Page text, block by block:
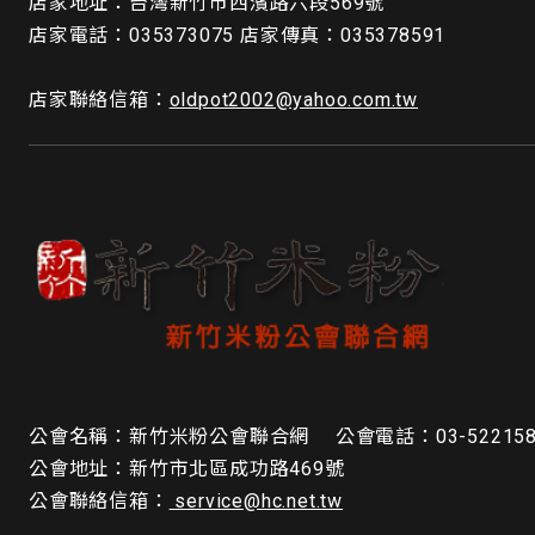
店家電話：035373075 店家傳真：035378591
店家聯絡信箱： oldpot2002@yahoo.com.tw
公會名稱：新竹米粉公會聯合網 公會電話：03-
公會地址：新竹市北區成功路469號
公會聯絡信箱：
service@hc.net.tw